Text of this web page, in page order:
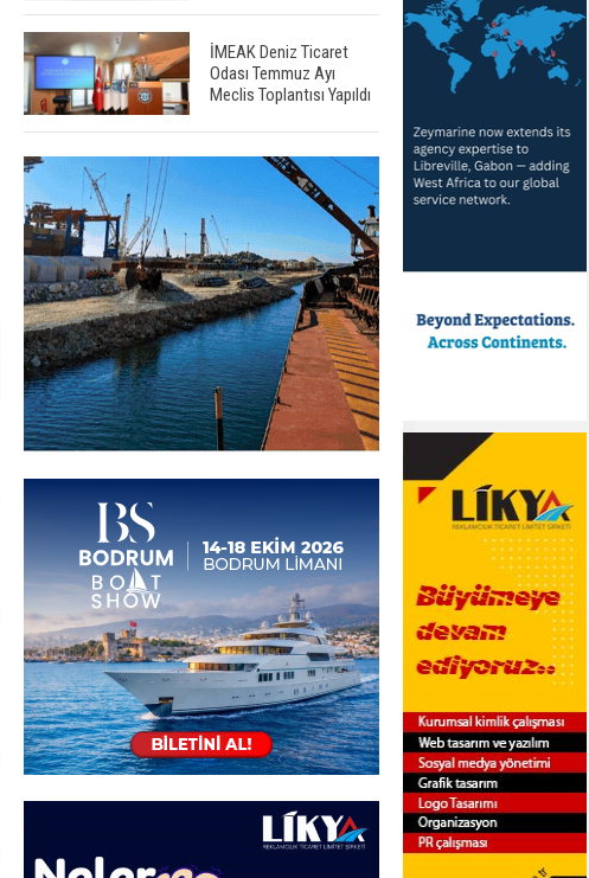
İMEAK Deniz Ticaret
Odası Temmuz Ayı
Meclis Toplantısı Yapıldı